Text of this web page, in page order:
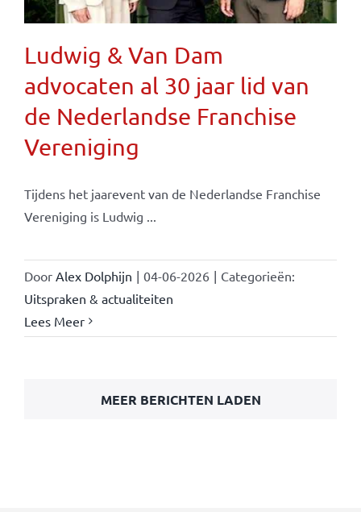
Ludwig & Van Dam
advocaten al 30 jaar lid van
de Nederlandse Franchise
Vereniging
Tijdens het jaarevent van de Nederlandse Franchise
Vereniging is Ludwig ...
Door Alex Dolphijn | 04-06-2026 | Categorieën:
Uitspraken & actualiteiten
Lees Meer
MEER BERICHTEN LADEN